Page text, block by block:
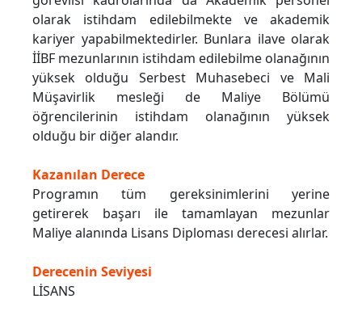
olarak istihdam edilebilmekte ve akademik
kariyer yapabilmektedirler. Bunlara ilave olarak
İİBF mezunlarının istihdam edilebilme olanağının
yüksek olduğu Serbest Muhasebeci ve Mali
Müşavirlik mesleği de Maliye Bölümü
öğrencilerinin istihdam olanağının yüksek
olduğu bir diğer alandır.
Kazanılan Derece
Programın tüm gereksinimlerini yerine
getirerek başarı ile tamamlayan mezunlar
Maliye alanında Lisans Diploması derecesi alırlar.
Derecenin Seviyesi
LİSANS